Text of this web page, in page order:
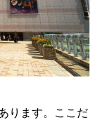
ります。ここだ